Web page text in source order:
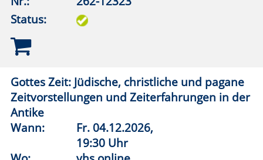
Status:
Künstliche Intelligenz und Bildung - Lernen
Wann:
Mi.28.10.2026,
19:30 Uhr
Wo:
Nr.:
262-12704